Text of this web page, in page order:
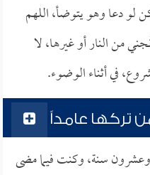
دعا وهو يتوضأ، اللهم
من النار أو غيرها، لا
في أثناء الوضوء.
تركها عامداً
سنة، وكنت فيما مضى